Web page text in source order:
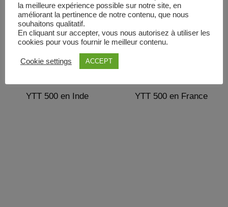
YTT 500 en Inde YTT 500 en France
la meilleure expérience possible sur notre site, en
améliorant la pertinence de notre contenu, que nous
souhaitons qualitatif.
En cliquant sur accepter, vous nous autorisez à utiliser les
cookies pour vous fournir le meilleur contenu.
Cookie settings ACCEPT